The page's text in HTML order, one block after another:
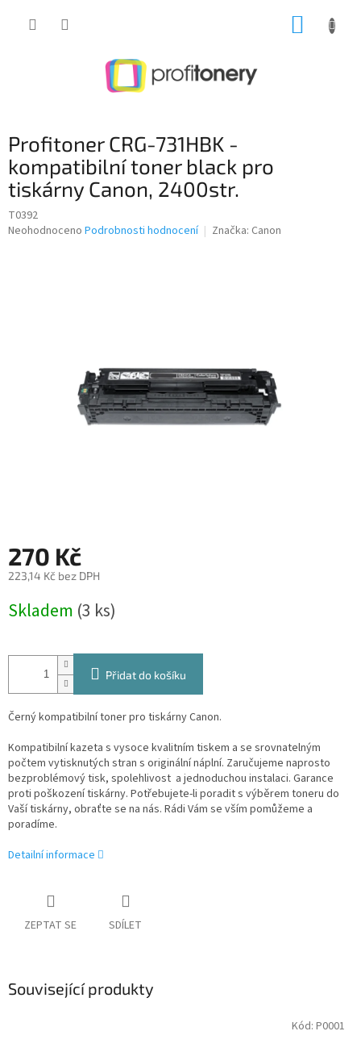
Profitoner CRG-731HBK -
kompatibilní toner black pro
tiskárny Canon, 2400str.
T0392
Průměrné
Neohodnoceno Podrobnosti hodnocení Značka: Canon
270 Kč
223,14 Kč bez DPH
cena:
Skladem (3 ks)
Přidat do košíku
Černý kompatibilní toner pro tiskárny Canon.
Kompatibilní kazeta s vysoce kvalitním tiskem a se srovnatelným
počtem vytisknutých stran s originální náplní. Zaručujeme naprosto
bezproblémový tisk, spolehlivost a jednoduchou instalaci. Garance
proti poškození tiskárny. Potřebujete-li poradit s výběrem toneru do
Vaší tiskárny, obraťte se na nás. Rádi Vám se vším pomůžeme a
poradíme.
Detailní informace
ZEPTAT SE SDÍLET
Související produkty
Kód: P0001